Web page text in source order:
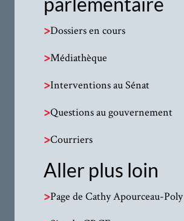
>Dossiers en cours
>Médiathèque
>Interventions au Sénat
>Questions au gouvernement
>Courriers
Aller plus loin
>Page de Cathy Apourceau-Poly